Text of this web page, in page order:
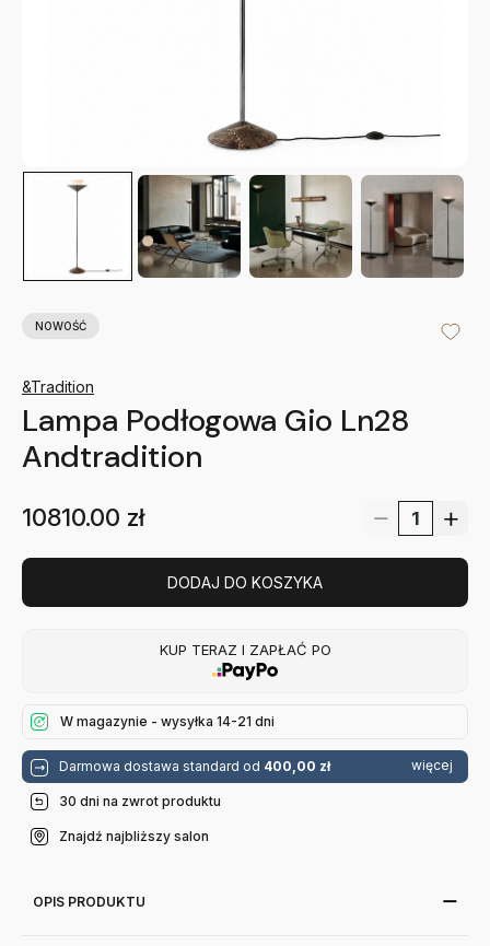
NOWOŚĆ
&Tradition
Lampa Podłogowa Gio Ln28
Andtradition
10810.00 zł
DODAJ DO KOSZYKA
KUP TERAZ I ZAPŁAĆ PO
W magazynie - wysyłka 14-21 dni
Darmowa dostawa standard od 400,00 zł więcej
30 dni na zwrot produktu
Znajdź najbliższy salon
OPIS PRODUKTU